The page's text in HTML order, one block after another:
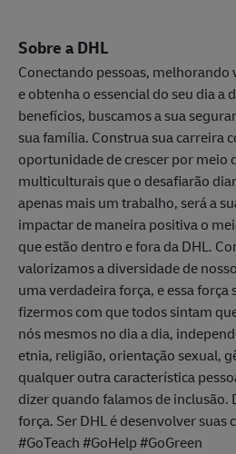
Sobre a DHL
Conectando pessoas, melhorando
e obtenha o essencial do seu dia a
benefícios, buscamos a sua
sua família. Construa sua carreira
oportunidade de crescer por meio
multiculturais que o desafiarão
apenas mais um trabalho, será a
impactar de maneira positiva o
que estão dentro e fora da DHL.
valorizamos a diversidade de
uma verdadeira força, e essa força
fizermos com que todos sintam
nós mesmos no dia a dia,
etnia, religião, orientação sexual,
qualquer outra característica
dizer quando falamos de inclusão.
força. Ser DHL é desenvolver suas
#GoTeach #GoHelp #GoGreen